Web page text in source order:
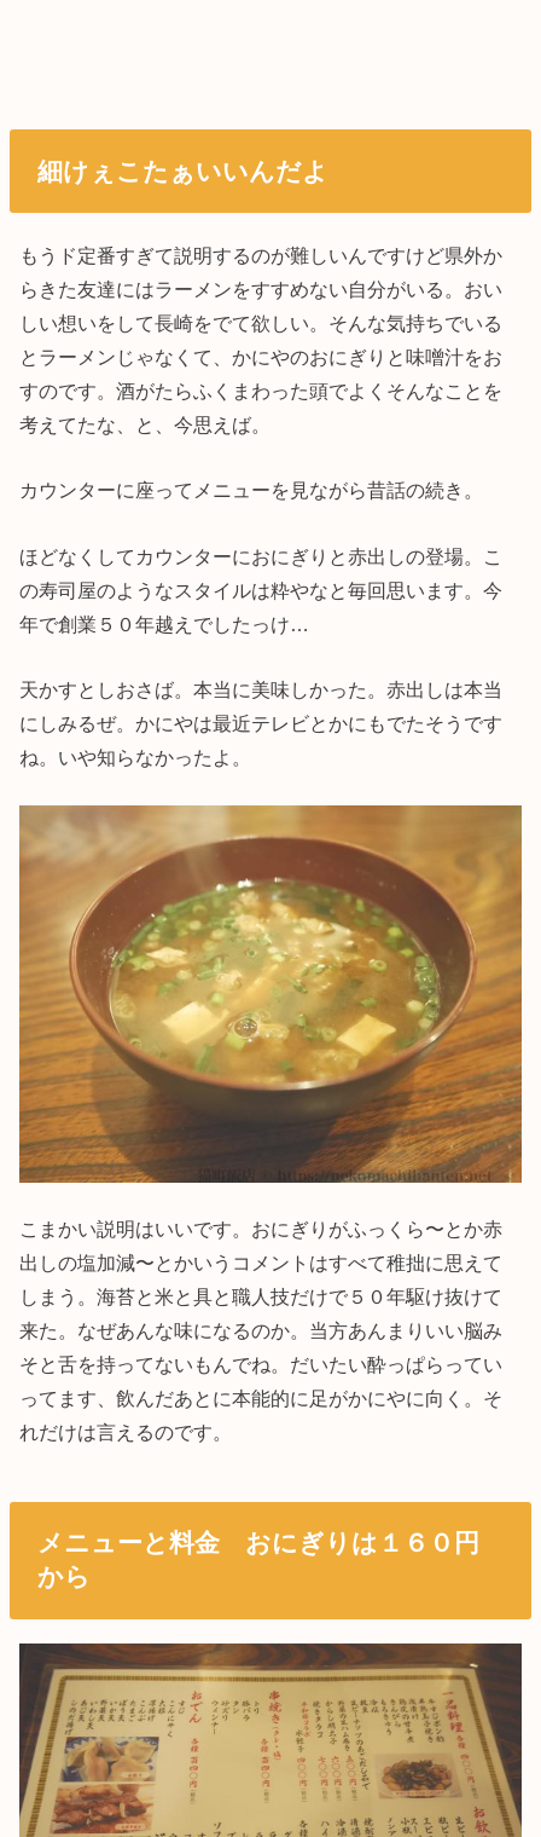
細けぇこたぁいいんだよ
もうド定番すぎて説明するのが難しいんですけど県外か
らきた友達にはラーメンをすすめない自分がいる。おい
しい想いをして長崎をでて欲しい。そんな気持ちでいる
とラーメンじゃなくて、かにやのおにぎりと味噌汁をお
すのです。酒がたらふくまわった頭でよくそんなことを
考えてたな、と、今思えば。
カウンターに座ってメニューを見ながら昔話の続き。
ほどなくしてカウンターにおにぎりと赤出しの登場。こ
の寿司屋のようなスタイルは粋やなと毎回思います。今
年で創業５０年越えでしたっけ…
天かすとしおさば。本当に美味しかった。赤出しは本当
にしみるぜ。かにやは最近テレビとかにもでたそうです
ね。いや知らなかったよ。
こまかい説明はいいです。おにぎりがふっくら〜とか赤
出しの塩加減〜とかいうコメントはすべて稚拙に思えて
しまう。海苔と米と具と職人技だけで５０年駆け抜けて
来た。なぜあんな味になるのか。当方あんまりいい脳み
そと舌を持ってないもんでね。だいたい酔っぱらってい
ってます、飲んだあとに本能的に足がかにやに向く。そ
れだけは言えるのです。
メニューと料金 おにぎりは１６０円
から